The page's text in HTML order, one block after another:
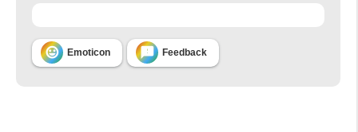
 Emoticon  Feedback